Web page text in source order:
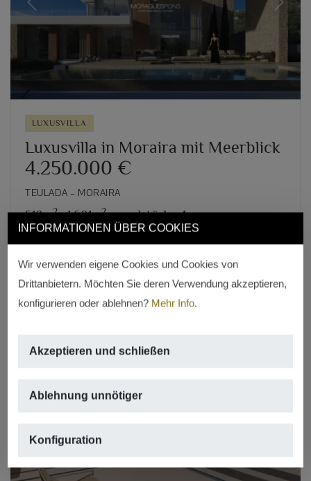
INFORMATIONEN ÜBER COOKIES
Wir verwenden eigene Cookies und Cookies von
Drittanbietern. Möchten Sie deren Verwendung akzeptieren,
konfigurieren oder ablehnen? Mehr Info.
Akzeptieren und schließen
Ablehnung unnötiger
Konfiguration
Previous Next
LUXUSVILLA
Luxusvilla in Moraira mit Meerblick
4.250.000 €
TEULADA – MORAIRA
510m2, 1.601m2grundstück, 4 rooms,
5 badezimmer
REF. V-1695